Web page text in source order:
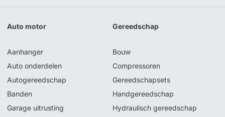
Auto motor
Aanhanger
Auto onderdelen
Autogereedschap
Banden
Garage uitrusting
Gereedschap
Bouw
Compressoren
Gereedschapsets
Handgereedschap
Hydraulisch gereedschap